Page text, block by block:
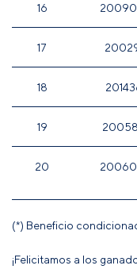
16
17
18
19
20
(*) Beneficio
¡Felicitamos a los